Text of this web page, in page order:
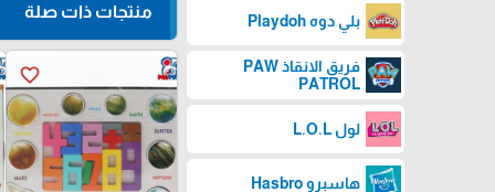
بلي دوه Playdoh
فريق الانقاذ PAW
PATROL
لول L.O.L
هاسبرو Hasbro
منتجات ذات صلة
favorite_border